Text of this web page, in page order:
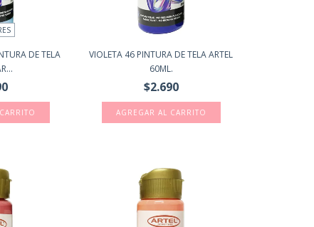
DE TELA
VIOLETA 46 PINTURA DE TELA ARTEL
60ML.
$2.690